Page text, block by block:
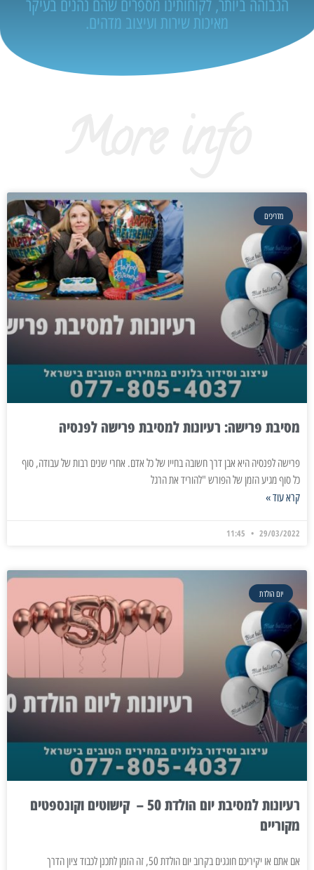
הגבוהה ביותר, לקוחותינו מספרים שהם נהנים בעיקר
מאיכות שירות ועיצוב מדהים.
מדריכים
מסיבת פרישה: רעיונות למסיבת פרישה לפנסיה
פרישה לפנסיה היא אבן דרך חשובה בחייו של כל אדם. אחרי שנים רבות של עבודה, סוף
כל סוף מגיע הזמן של הפורש "להוריד את הרגל
קרא עוד »
29/03/2022
יום הולדת
רעיונות למסיבת יום הולדת 50 – קישוטים וקונספטים
מקוריים
אם אתם או יקיריכם חוגגים בקרוב יום הולדת 50, זה הזמן לתכנן לכבוד ציון הדרך